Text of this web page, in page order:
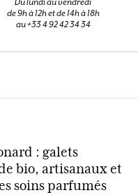
de 9h à 12h et de 14h à 18h
au +33 4 92 42 34 34
: galets
bio, artisanaux et
soins parfumés